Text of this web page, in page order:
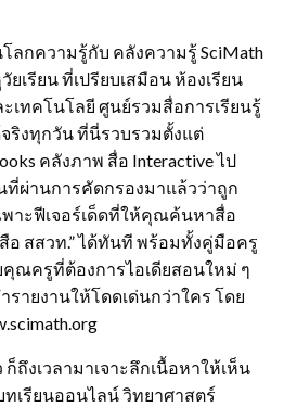
ลกความรู้กับ คลังความรู้ SciMath
เรียน ที่เปรียบเสมือน ห้องเรียน
ทคโนโลยี ศูนย์รวมสื่อการเรียนรู้
ริงทุกวัน ที่นี่รวบรวมตั้งแต่
คลังภาพ สื่อ Interactive ไป
ที่ผ่านการคัดกรองมาแล้วว่าถูก
าะฟีเจอร์เด็ดที่ให้คุณค้นหาสื่อ
อ สสวท.” ได้ทันที พร้อมทั้งคู่มือครู
คุณครูที่ต้องการไอเดียสอนใหม่ ๆ
ายงานให้โดดเด่นกว่าใคร โดย
ถึงเวลามาเจาะลึกเนื้อหาให้เห็น
เรียนออนไลน์ วิทยาศาสตร์